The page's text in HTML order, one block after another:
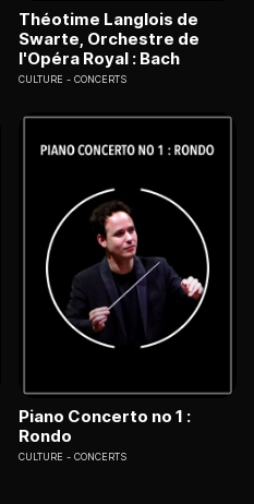
Théotime Langlois de
Swarte, Orchestre de
l'Opéra Royal : Bach
CULTURE CONCERTS
Piano Concerto no 1 :
Rondo
CULTURE CONCERTS